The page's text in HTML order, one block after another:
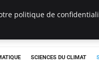
SCIENCES DU CLIMAT
politique de